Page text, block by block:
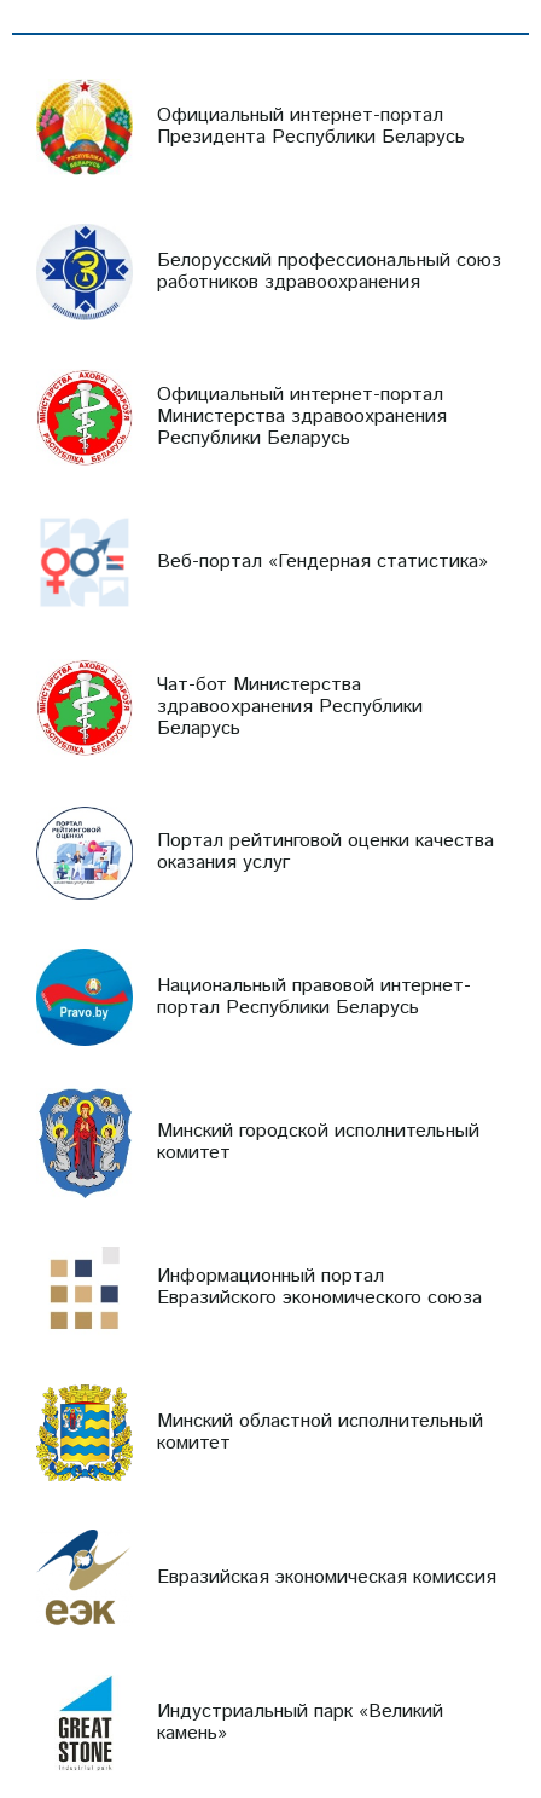
Официальный интернет-портал
Президента Республики Беларусь
Белорусский профессиональный союз
работников здравоохранения
Официальный интернет-портал
Министерства здравоохранения
Республики Беларусь
Веб-портал «Гендерная статистика»
Чат-бот Министерства
здравоохранения Республики
Беларусь
Портал рейтинговой оценки качества
оказания услуг
Национальный правовой интернет-
портал Республики Беларусь
Минский городской исполнительный
комитет
Информационный портал
Евразийского экономического союза
Минский областной исполнительный
комитет
Евразийская экономическая комиссия
Индустриальный парк «Великий
камень»